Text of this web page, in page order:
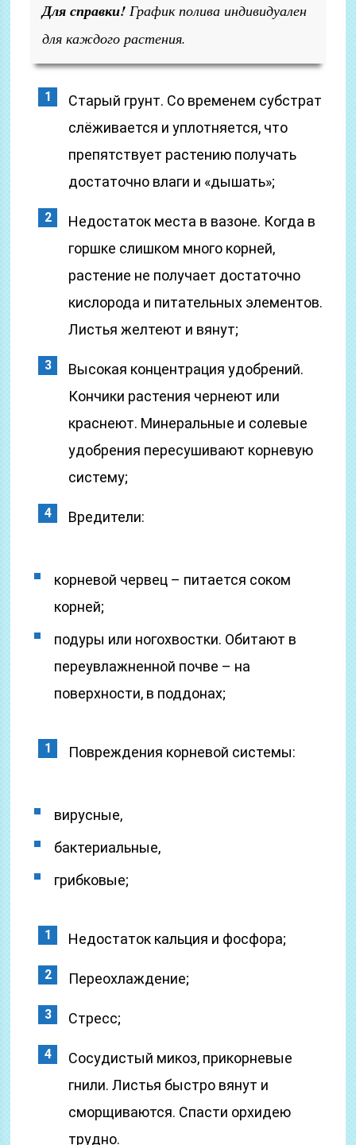
Для справки! График полива индивидуален
для каждого растения.
Старый грунт. Со временем субстрат
слёживается и уплотняется, что
препятствует растению получать
достаточно влаги и «дышать»;
Недостаток места в вазоне. Когда в
горшке слишком много корней,
растение не получает достаточно
кислорода и питательных элементов.
Листья желтеют и вянут;
Высокая концентрация удобрений.
Кончики растения чернеют или
краснеют. Минеральные и солевые
удобрения пересушивают корневую
систему;
Вредители:
корневой червец – питается соком
корней;
подуры или ногохвостки. Обитают в
переувлажненной почве – на
поверхности, в поддонах;
Повреждения корневой системы:
вирусные,
бактериальные,
грибковые;
Недостаток кальция и фосфора;
Переохлаждение;
Стресс;
Сосудистый микоз, прикорневые
гнили. Листья быстро вянут и
сморщиваются. Спасти орхидею
трудно.